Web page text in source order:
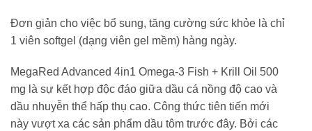
Đơn giản cho việc bổ sung, tăng cường sức khỏe là chỉ
1 viên softgel (dạng viên gel mềm) hàng ngày.
MegaRed Advanced 4in1 Omega-3 Fish + Krill Oil 500
mg là sự kết hợp độc đáo giữa dầu cá nồng độ cao và
dầu nhuyễn thể hấp thụ cao. Công thức tiên tiến mới
này vượt xa các sản phẩm dầu tôm trước đây. Bởi các